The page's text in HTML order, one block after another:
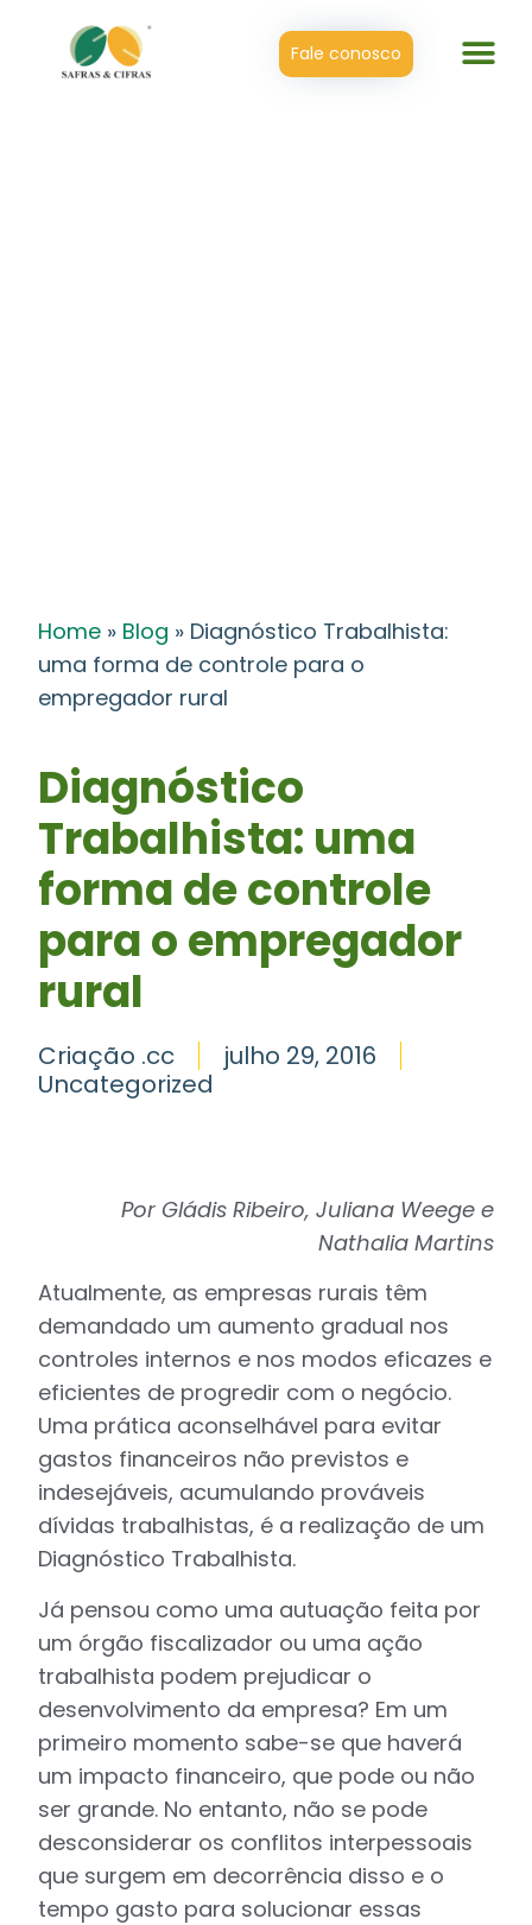
Fale conosco
Home » Blog » Diagnóstico Trabalhista:
uma forma de controle para o
empregador rural
Diagnóstico
Trabalhista: uma
forma de controle
para o empregador
rural
Criação .cc
julho 29, 2016
Uncategorized
Por Gládis Ribeiro, Juliana Weege e
Nathalia Martins
Atualmente, as empresas rurais têm
demandado um aumento gradual nos
controles internos e nos modos eficazes e
eficientes de progredir com o negócio.
Uma prática aconselhável para evitar
gastos financeiros não previstos e
indesejáveis, acumulando prováveis
dívidas trabalhistas, é a realização de um
Diagnóstico Trabalhista.
Já pensou como uma autuação feita por
um órgão fiscalizador ou uma ação
trabalhista podem prejudicar o
desenvolvimento da empresa? Em um
primeiro momento sabe-se que haverá
um impacto financeiro, que pode ou não
ser grande. No entanto, não se pode
desconsiderar os conflitos interpessoais
que surgem em decorrência disso e o
tempo gasto para solucionar essas